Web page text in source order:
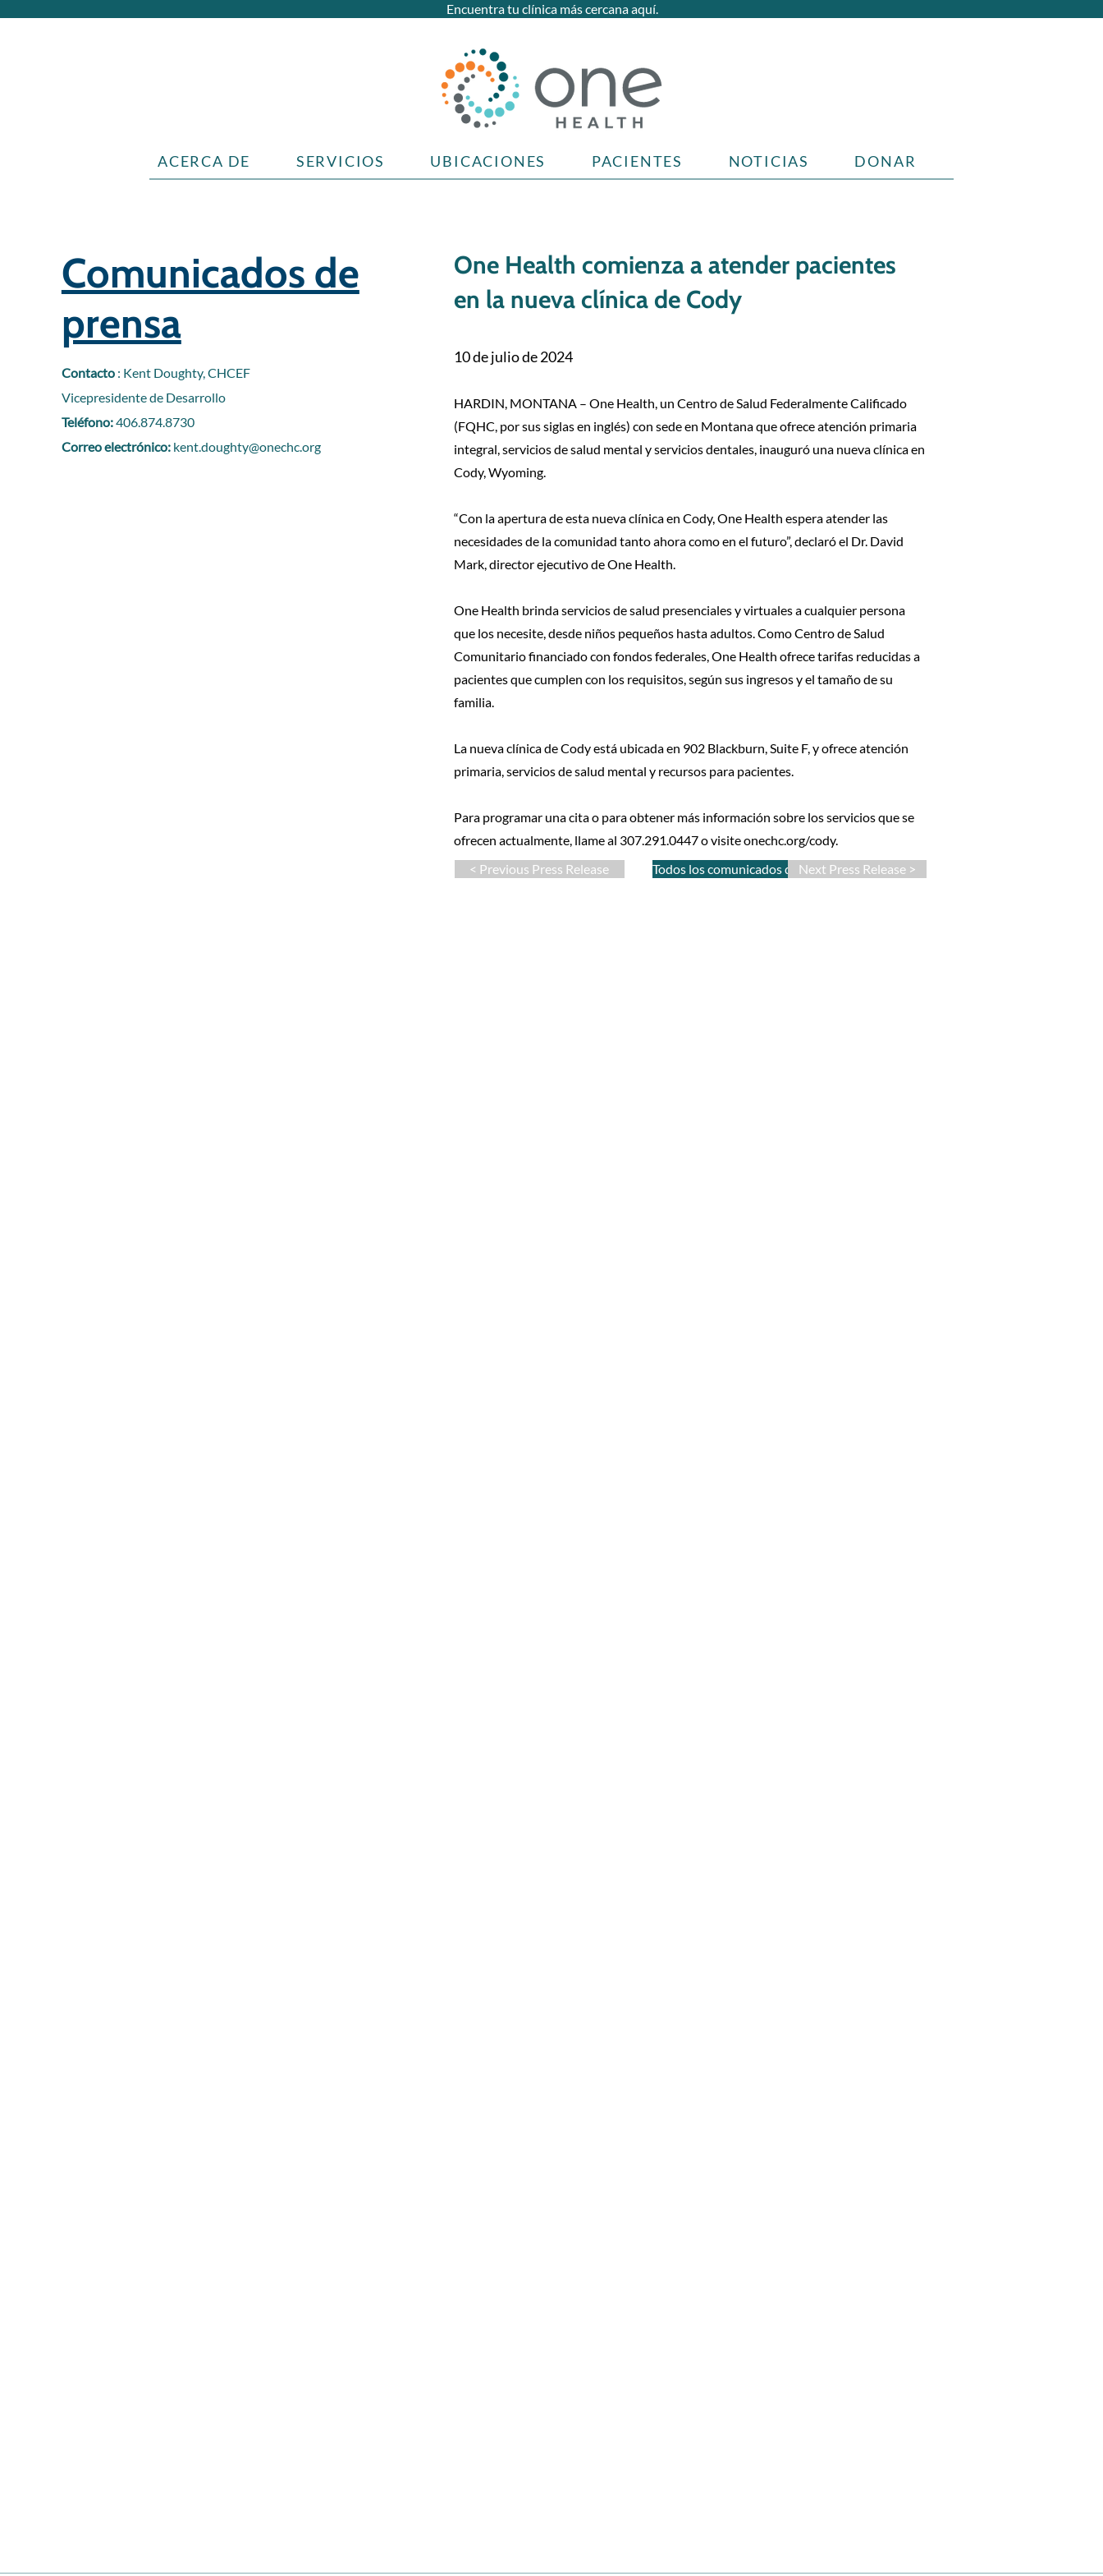
Encuentra tu clínica más cercana aquí.
ACERCA DE SERVICIOS UBICACIONES PACIENTES NOTICIAS DONAR
Comunicados de
prensa
Contacto: Kent Doughty, CHCEF
Vicepresidente de Desarrollo
Teléfono:406.874.8730
Correo electrónico: kent.doughty@onechc.org
One Health comienza a atender pacientes
en la nueva clínica de Cody
10 de julio de 2024
HARDIN, MONTANA – One Health, un Centro de Salud Federalmente Calificado
(FQHC, por sus siglas en inglés) con sede en Montana que ofrece atención primaria
integral, servicios de salud mental y servicios dentales, inauguró una nueva clínica en
Cody, Wyoming.
“Con la apertura de esta nueva clínica en Cody, One Health espera atender las
necesidades de la comunidad tanto ahora como en el futuro”, declaró el Dr. David
Mark, director ejecutivo de One Health.
One Health brinda servicios de salud presenciales y virtuales a cualquier persona
que los necesite, desde niños pequeños hasta adultos. Como Centro de Salud
Comunitario financiado con fondos federales, One Health ofrece tarifas reducidas a
pacientes que cumplen con los requisitos, según sus ingresos y el tamaño de su
familia.
La nueva clínica de Cody está ubicada en 902 Blackburn, Suite F, y ofrece atención
primaria, servicios de salud mental y recursos para pacientes.
Para programar una cita o para obtener más información sobre los servicios que se
ofrecen actualmente, llame al 307.291.0447 o visite onechc.org/cody.
< Previous Press Release
Todos los comunicados de prensaNext Press Release >